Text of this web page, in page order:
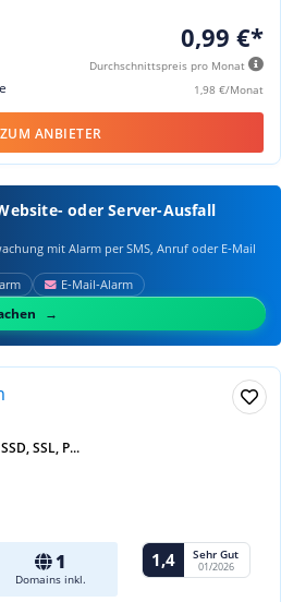
0,99 €*
Durchschnittspreis pro Monat
1,98 €/Monat
ZUM ANBIETER
oder Server-Ausfall
mit Alarm per SMS, Anruf oder E‑Mail
E‑Mail‑Alarm
SSL, P...
1
Domains inkl.
1,4 Sehr Gut
01/2026